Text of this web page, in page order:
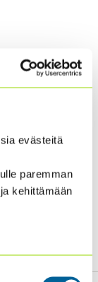
evästeitä
paremman
kehittämään